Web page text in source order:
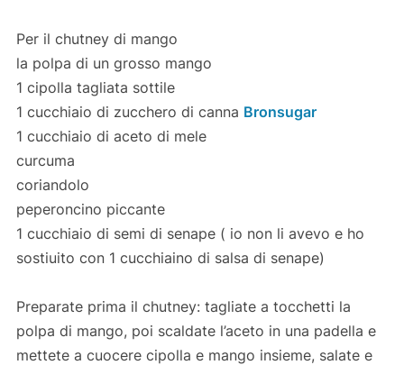
Per il chutney di mango
la polpa di un grosso mango
1 cipolla tagliata sottile
1 cucchiaio di zucchero di canna Bronsugar
1 cucchiaio di aceto di mele
curcuma
coriandolo
peperoncino piccante
1 cucchiaio di semi di senape ( io non li avevo e ho
sostiuito con 1 cucchiaino di salsa di senape)
Preparate prima il chutney: tagliate a tocchetti la
polpa di mango, poi scaldate l’aceto in una padella e
mettete a cuocere cipolla e mango insieme, salate e